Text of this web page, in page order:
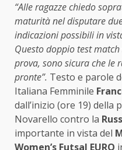
“Alle ragazze chiedo
maturità nel disputare
indicazioni possibili in
Questo doppio test
prova, sono sicura che le
pronte”. Testo e parole
Italiana Femminile
dall’inizio (ore 19) della
Novarello contro la
importante in vista del
Women’s Futsal EURO